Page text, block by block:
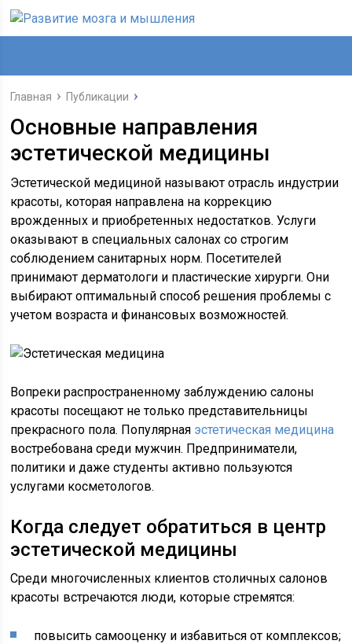
Главная Публикации
Основные направления
эстетической медицины
Эстетической медициной называют отрасль индустрии
красоты, которая направлена на коррекцию
врожденных и приобретенных недостатков. Услуги
оказывают в специальных салонах со строгим
соблюдением санитарных норм. Посетителей
принимают дерматологи и пластические хирурги. Они
выбирают оптимальный способ решения проблемы с
учетом возраста и финансовых возможностей.
Вопреки распространенному заблуждению салоны
красоты посещают не только представительницы
прекрасного пола. Популярная эстетическая медицина
востребована среди мужчин. Предприниматели,
политики и даже студенты активно пользуются
услугами косметологов.
Когда следует обратиться в центр
эстетической медицины
Среди многочисленных клиентов столичных салонов
красоты встречаются люди, которые стремятся:
повысить самооценку и избавиться от комплексов;